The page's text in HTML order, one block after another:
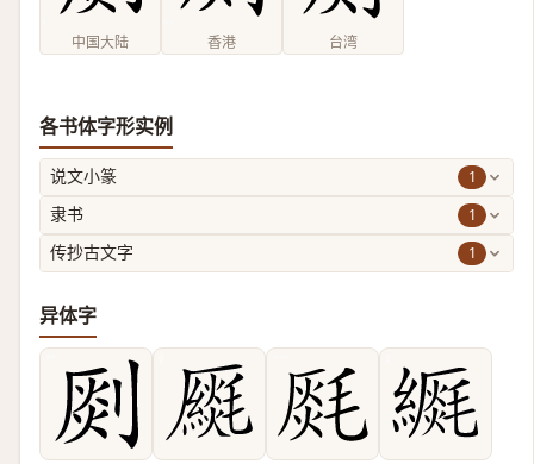
中国大陆 香港 台湾
各书体字形实例
说文小篆 1
隶书 1
传抄古文字 1
异体字